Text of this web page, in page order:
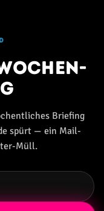
Briefing
spürt — ein Mail-
Müll.